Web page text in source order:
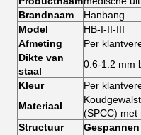
Brandnaam
Hanbang
Model
HB-I-II-III
Afmeting
Per
Dikte van
staal
0.6-1.2 mm
Kleur
Per
Materiaal
(SPCC) met
Structuur